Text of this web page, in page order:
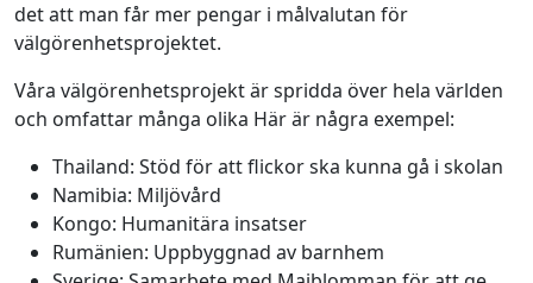
det att man får mer pengar i målvalutan för
välgörenhetsprojektet.
Våra välgörenhetsprojekt är spridda över hela världen
och omfattar många olika Här är några exempel:
Thailand: Stöd för att flickor ska kunna gå i skolan
Namibia: Miljövård
Kongo: Humanitära insatser
Rumänien: Uppbyggnad av barnhem